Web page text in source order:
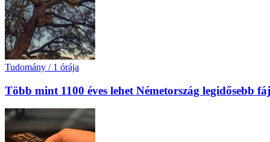
Tudomány / 1 órája
Több mint 1100 éves lehet Németország legidősebb